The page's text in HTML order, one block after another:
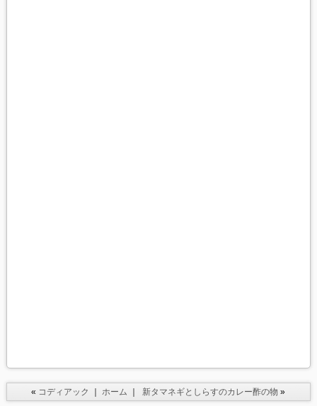
« コディアック ｜ホーム 新タマネギとしらすのカレー酢の物 »